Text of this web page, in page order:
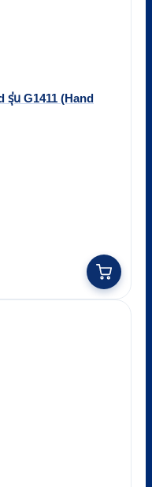
รุ่น G1411 (Hand